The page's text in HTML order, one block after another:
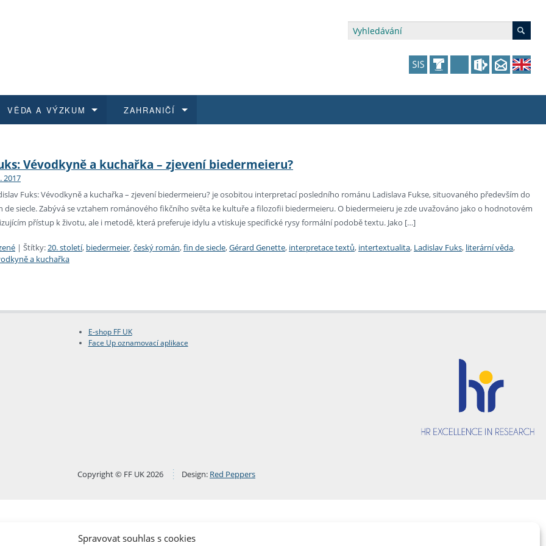
Spravovat souhlas s cookies
dokumenty
pro zaměstnance E-shop fakulty
a jak se přihlásit
programy
průběhu přijímacího řízení Univerzita třetího věku
magisterské studium
Podpora a benefity pro studující
VĚDA A VÝZKUM
na FF UK
kvalifikace
Publikace
ZAHRANIČÍ
a výběrová řízení
East and Central European Studies
Vévodkyně a kuchařka – zjevení biedermeieru?
2017
Fuks: Vévodkyně a kuchařka – zjevení biedermeieru? je osobitou interpretací posledního románu Ladislava Fukse, situovaného především do
de siecle. Zabývá se vztahem románového fikčního světa ke kultuře a filozofii biedermeieru. O biedermeieru je zde uvažováno jako o hodnotovém
přístup k životu, ale i metodě, která preferuje idylu a vtiskuje specifické rysy formální podobě textu. Jako […]
| Štítky:20. století, biedermeier,český román,fin de siecle,Gérard Genette, interpretace textů, intertextualita, Ladislav Fuks, literární věda,
a kuchařka
E-shop FF UK
Face Up oznamovací aplikace
Copyright © FF UK 2026 Design: Red Peppers